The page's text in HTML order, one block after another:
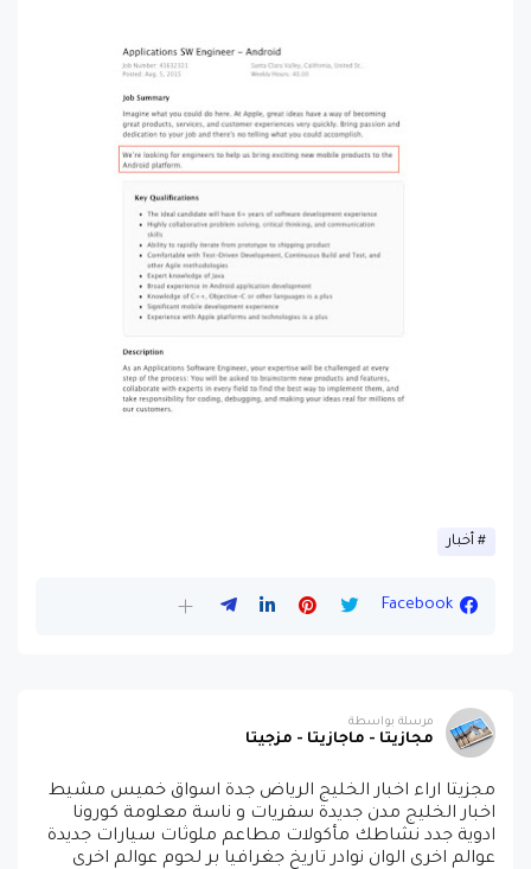
أخبار
Facebook
مرسلة بواسطة
مجازيتا - ماجازيتا - مزجيتا
مجزيتا اراء اخبار الخليج الرياض جدة اسواق خميس مشيط
اخبار الخليج مدن جديدة سفريات و ناسة معلومة كورونا
ادوية جدد نشاطك مأكولات مطاعم ملوثات سيارات جديدة
عوالم اخرى الوان نوادر تاريخ جغرافيا بر لحوم عوالم اخرى